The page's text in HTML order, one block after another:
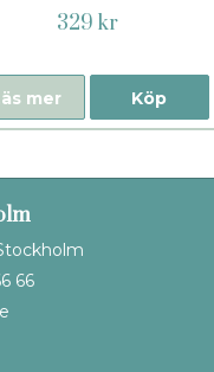
329 kr
Köp
mer
66